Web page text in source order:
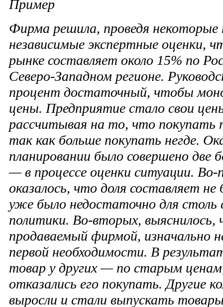
Пример
Фирма решила, проведя некоторые
независимые экспертные оценки,
рынке составляет около 15% по
Северо-Западном регионе.
процент достаточный, чтобы
цены. Предприятие стало свои
рассчитывая на то, что покупать
так как больше покупать негде.
планировании было совершено две
— в процессе оценки ситуации. Во-
оказалось, что доля составляет не
уже было недостаточно для столь
политики. Во-вторых, выяснилось,
продаваемый фирмой, изначально
первой необходимости. В
товар у других — по старым
отказались его покупать. Другие
выросли и стали выпускать